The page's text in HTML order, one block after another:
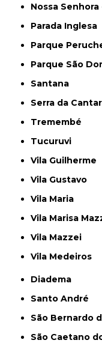
Nossa
Parada Inglesa
Parque
Parque São
Santana
Serra da
Tremembé
Tucuruvi
Vila Guilherme
Vila Gustavo
Vila Maria
Vila Marisa
Vila Mazzei
Vila Medeiros
Diadema
Santo André
São Bernardo
São Caetano